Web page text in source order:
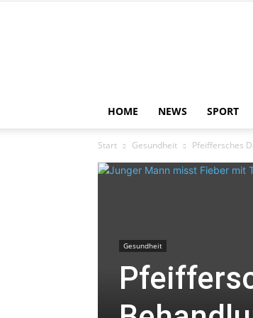
HOME NEWS SPORT
Start Gesundheit Pfeiffersches
Gesundheit